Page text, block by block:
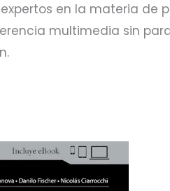
en la materia de
multimedia sin